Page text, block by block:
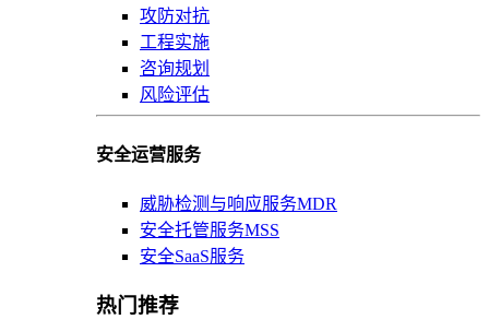
攻防对抗
工程实施
咨询规划
风险评估
安全运营服务
威胁检测与响应服务MDR
安全托管服务MSS
安全SaaS服务
热门推荐